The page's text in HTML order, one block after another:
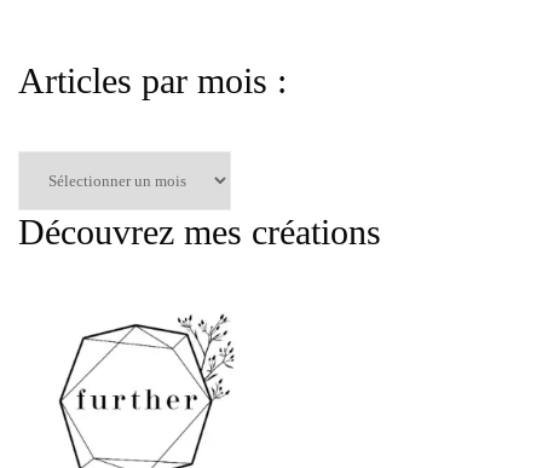
Articles par mois :
mois
Découvrez mes créations